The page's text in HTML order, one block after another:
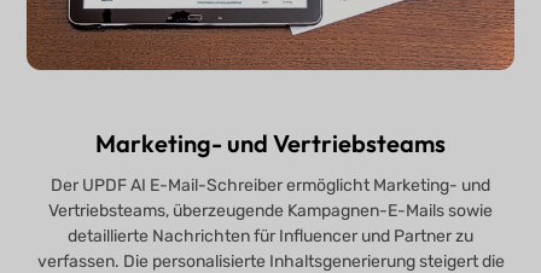
Marketing- und Vertriebsteams
Der UPDF AI E-Mail-Schreiber ermöglicht Marketing- und
Vertriebsteams, überzeugende Kampagnen-E-Mails sowie
detaillierte Nachrichten für Influencer und Partner zu
verfassen. Die personalisierte Inhaltsgenerierung steigert die